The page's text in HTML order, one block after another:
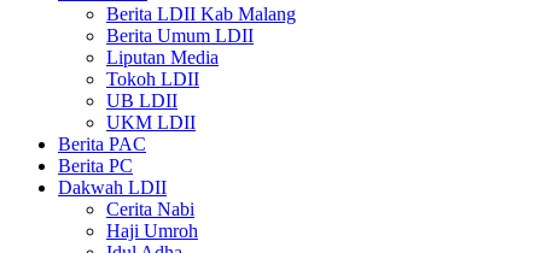
Berita LDII Kab Malang
Berita Umum LDII
Liputan Media
Tokoh LDII
UB LDII
UKM LDII
Berita PAC
Berita PC
Dakwah LDII
Cerita Nabi
Haji Umroh